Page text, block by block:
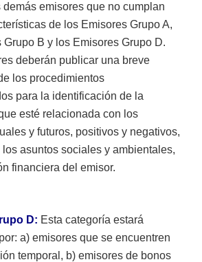
demás emisores que no cumplan
de los Emisores Grupo A,
Grupo B y los Emisores Grupo D.
deberán publicar una breve
los procedimientos
para la identificación de la
esté relacionada con los
y futuros, positivos y negativos,
asuntos sociales y ambientales,
financiera del emisor.
D: Esta categoría estará
a) emisores que se encuentren
temporal, b) emisores de bonos